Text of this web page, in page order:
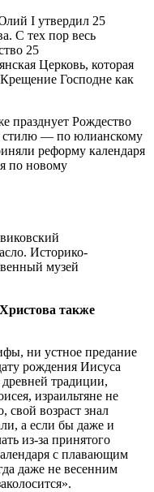
I утвердил 25
С тех пор весь
25
Церковь, которая
Господне как
празднует Рождество
стилю — по юлианскому
реформу календаря
по новому
Историко-
музей
также
ни устное предание
рождения Иисуса
традиции,
израильтяне не
свой возраст знал
а если бы даже и
из-за принятого
с плавающим
даже не весенним